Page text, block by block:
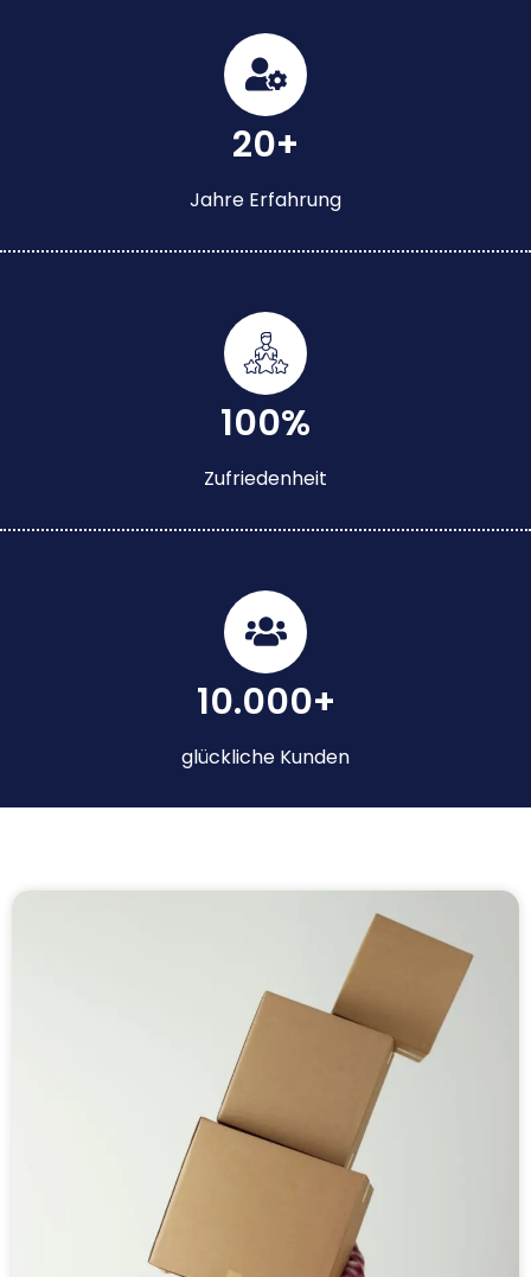
20+
Jahre Erfahrung
100%
Zufriedenheit
10.000+
glückliche Kunden